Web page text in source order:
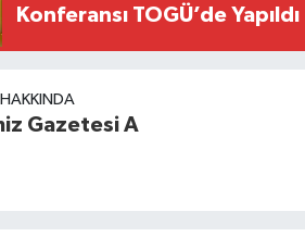
Konferansı TOGÜ’de Yapıldı
Gazetesi A